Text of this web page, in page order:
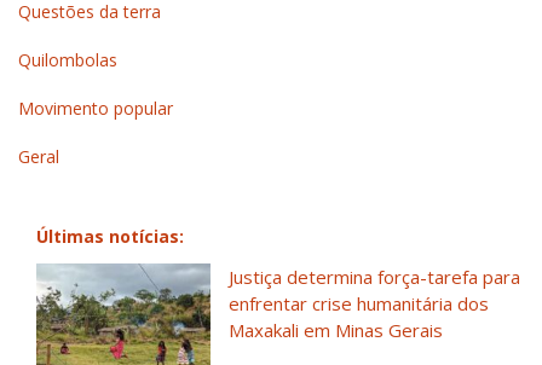
Questões da terra
Quilombolas
Movimento popular
Geral
Últimas notícias:
Justiça determina força-tarefa para
enfrentar crise humanitária dos
Maxakali em Minas Gerais